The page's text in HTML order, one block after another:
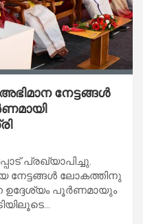
നേട്ടങ്ങൾ
പ്രഖ്യാപിച്ചു.
നേട്ടങ്ങൾ ലോകത്തിനു
ഉദ്ദേശ്യം പൂർണമായും